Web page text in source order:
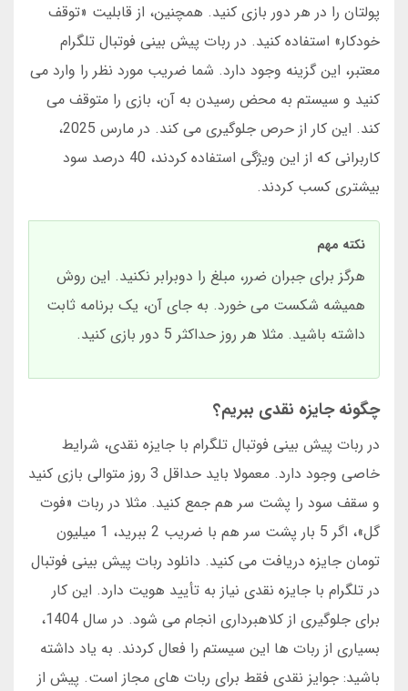
پولتان را در هر دور بازی کنید. همچنین، از قابلیت «توقف
خودکار» استفاده کنید. در ربات پیش بینی فوتبال تلگرام
معتبر، این گزینه وجود دارد. شما ضریب مورد نظر را وارد می
کنید و سیستم به محض رسیدن به آن، بازی را متوقف می
کند. این کار از حرص جلوگیری می کند. در مارس 2025،
کاربرانی که از این ویژگی استفاده کردند، 40 درصد سود
بیشتری کسب کردند.
نکته مهم
هرگز برای جبران ضرر، مبلغ را دوبرابر نکنید. این روش
همیشه شکست می خورد. به جای آن، یک برنامه ثابت
داشته باشید. مثلا هر روز حداکثر 5 دور بازی کنید.
چگونه جایزه نقدی ببریم؟
در ربات پیش بینی فوتبال تلگرام با جایزه نقدی، شرایط
خاصی وجود دارد. معمولا باید حداقل 3 روز متوالی بازی کنید
و سقف سود را پشت سر هم جمع کنید. مثلا در ربات «فوت
گل»، اگر 5 بار پشت سر هم با ضریب 2 ببرید، 1 میلیون
تومان جایزه دریافت می کنید. دانلود ربات پیش بینی فوتبال
در تلگرام با جایزه نقدی نیاز به تأیید هویت دارد. این کار
برای جلوگیری از کلاهبرداری انجام می شود. در سال 1404،
بسیاری از ربات ها این سیستم را فعال کردند. به یاد داشته
باشید: جوایز نقدی فقط برای ربات های مجاز است. پیش از